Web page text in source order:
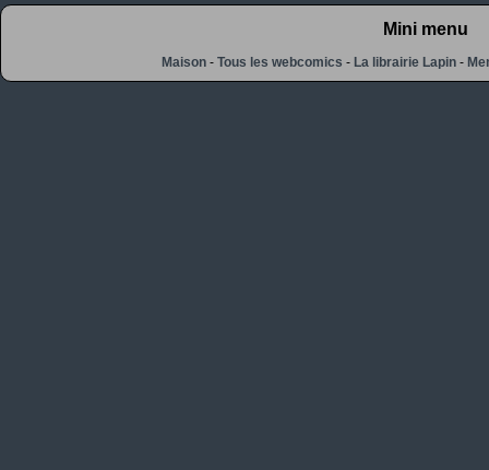
Mini menu
Maison -Tous les webcomics -La librairie Lapin -